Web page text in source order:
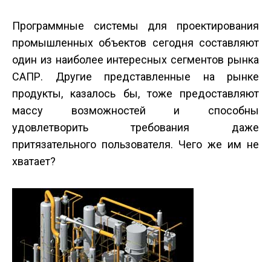
Программные системы для проектирования
промышленных объектов сегодня составляют
один из наиболее интересных сегментов рынка
САПР. Другие представленные на рынке
продукты, казалось бы, тоже предоставляют
массу возможностей и способны
удовлетворить требования даже
притязательного пользователя. Чего же им не
хватает?